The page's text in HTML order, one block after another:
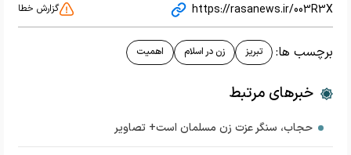
https://rasanews.ir/003R3X گزارش خطا
برچسب ها: تبریز زن در اسلام اهمیت
خبرهای مرتبط
حجاب، سنگر عزت زن مسلمان است+ تصاویر